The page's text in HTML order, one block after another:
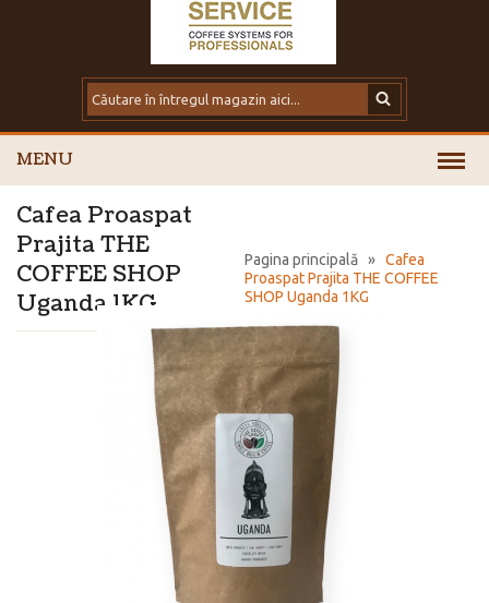
MENU
Pagina principală » Cafea
Proaspat Prajita THE COFFEE
SHOP Uganda 1KG
Cafea Proaspat
Prajita THE
COFFEE SHOP
Uganda 1KG